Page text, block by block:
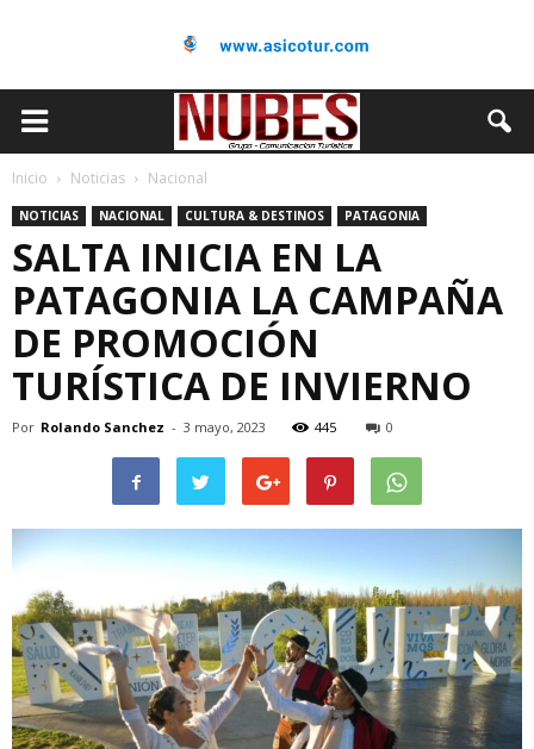
Inicio Noticias Nacional
NOTICIAS NACIONAL CULTURA & DESTINOS PATAGONIA
SALTA INICIA EN LA
PATAGONIA LA CAMPAÑA
DE PROMOCIÓN
TURÍSTICA DE INVIERNO
Por Rolando Sanchez - 3 mayo, 2023 445 0